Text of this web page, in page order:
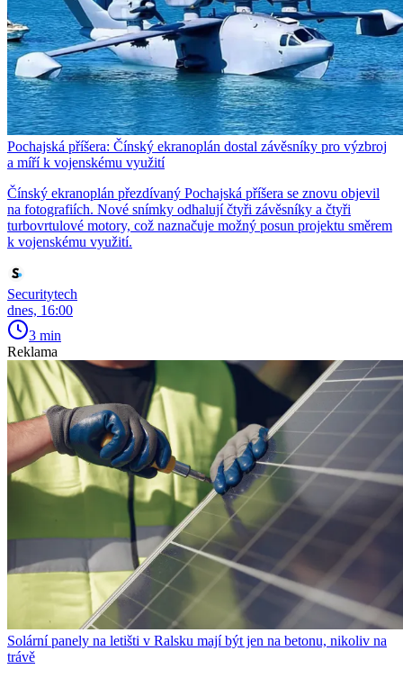
Pochajská příšera: Čínský ekranoplán dostal závěsníky pro výzbroj
a míří k vojenskému využití
Čínský ekranoplán přezdívaný Pochajská příšera se znovu objevil
na fotografiích. Nové snímky odhalují čtyři závěsníky a čtyři
turbovrtulové motory, což naznačuje možný posun projektu směrem
k vojenskému využití.
Securitytech
dnes, 16:00
3 min
Reklama
Solární panely na letišti v Ralsku mají být jen na betonu, nikoliv na
trávě